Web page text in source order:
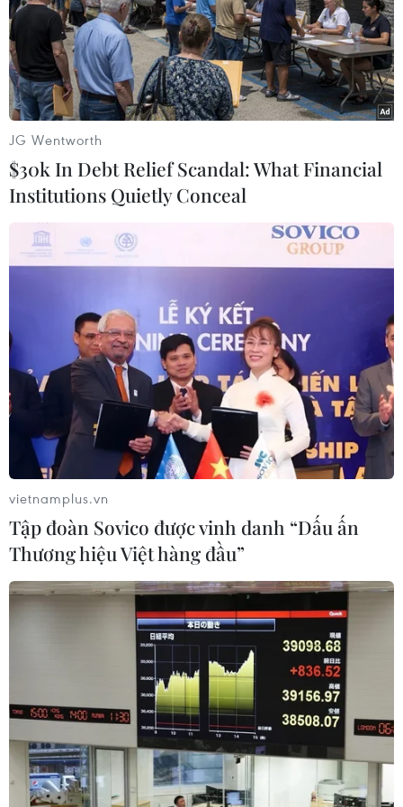
Hà Nam tăng cường kiểm soát, bảo đảm
an toàn cho học sinh và giáo viên
23/02/2022 04:57
Để đảm bảo an toàn, các cơ sở giáo dục trên địa bàn
Hà Nam phối hợp chặt chẽ với phụ huynh học sinh
chuẩn bị những điều kiện tốt nhất phục vụ công tác dạy
và học cũng như công tác phòng, chống dịch.
TP Hồ Chí Minh tiếp tục tổ chức dạy và
JG Wentworth
$30k In Debt Relief Scandal: What Financial
Institutions Quietly Conceal
vietnamplus.vn
Tập đoàn Sovico được vinh danh “Dấu ấn
Thương hiệu Việt hàng đầu”